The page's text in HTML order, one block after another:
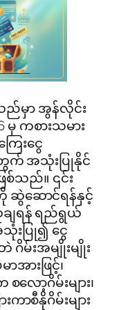
ည်မှာ အွန်လိုင်း
မှ ကစားသမား
ေးငွေ
က် အသုံးပြုနိုင်
စ်သည်။ ၎င်း
ဆွဲဆောင်ရန်နှင့်
ချရန် ရည်ရွယ်
ပြု၍ ငွေ
မ်းအမျိုးမျိုး
အားဖြင့်၊
စလော့ဂိမ်းများ၊
ကာစီနိုဂိမ်းများ